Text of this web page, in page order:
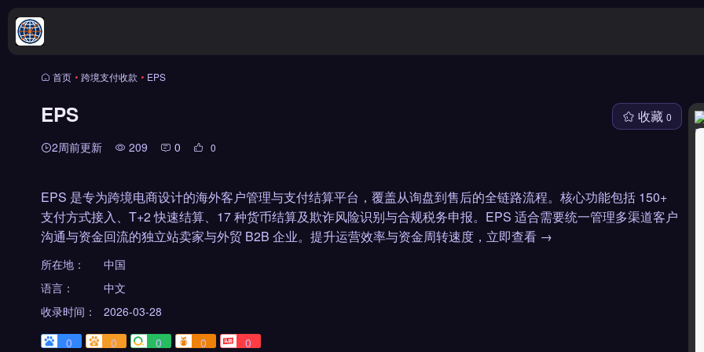
首页 • 跨境支付收款 • EPS
EPS
2周前更新 209 0 0
收藏 0
EPS 是专为跨境电商设计的海外客户管理与支付结算平台，覆盖从询盘到售后的全链路流程。核心功能包括 150+
支付方式接入、T+2 快速结算、17 种货币结算及欺诈风险识别与合规税务申报。EPS 适合需要统一管理多渠道客户
沟通与资金回流的独立站卖家与外贸 B2B 企业。提升运营效率与资金周转速度，立即查看 →
所在地：
中国
语言：
中文
收录时间：
2026-03-28
0
0 0 0 0